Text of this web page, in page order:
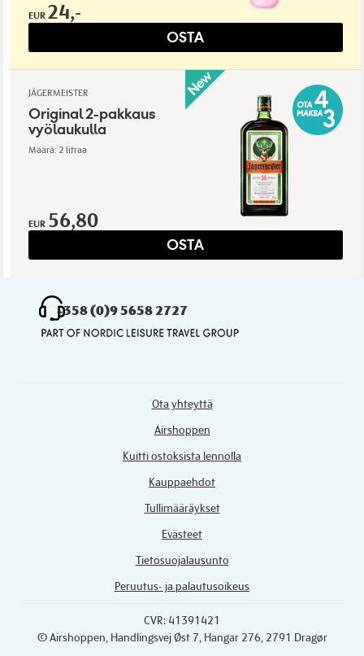
EUR 24,-
OSTA
JÄGERMEISTER
Original 2-pakkaus
vyölaukulla
Määrä: 2 litraa
EUR 56,80
OSTA
+358 (0)9 5658 2727
Ota yhteyttä
Airshoppen
Kuitti ostoksista lennolla
Kauppaehdot
Tullimääräykset
Evästeet
Tietosuojalausunto
Peruutus- ja palautusoikeus
CVR: 41391421
© Airshoppen , Handlingsvej Øst 7, Hangar 276, 2791 Dragør